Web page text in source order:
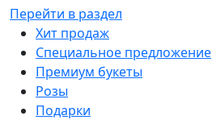
Перейти в раздел
Хит продаж
Специальное предложение
Премиум букеты
Розы
Подарки